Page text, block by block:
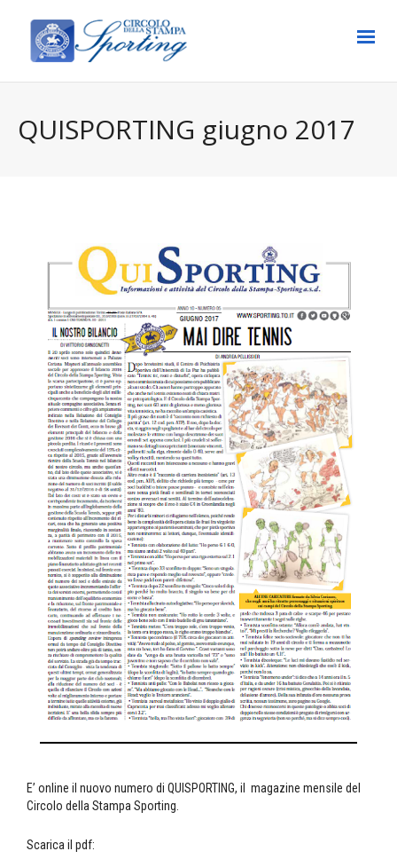
QUISPORTING giugno 2017
E’ online il nuovo numero di QUISPORTING, il magazine mensile del
Circolo della Stampa Sporting.
Scarica il pdf: